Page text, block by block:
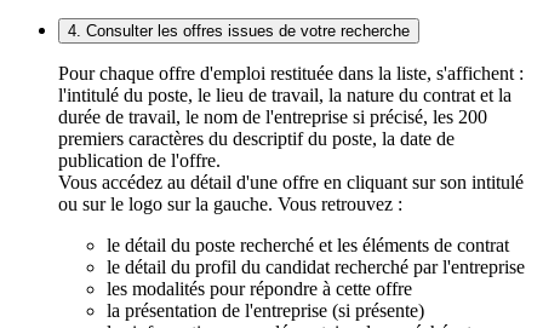
4. Consulter les offres issues de votre recherche
Pour chaque offre d'emploi restituée dans la liste, s'affichent :
l'intitulé du poste, le lieu de travail, la nature du contrat et la
durée de travail, le nom de l'entreprise si précisé, les 200
premiers caractères du descriptif du poste, la date de
publication de l'offre.
Vous accédez au détail d'une offre en cliquant sur son intitulé
ou sur le logo sur la gauche. Vous retrouvez :
le détail du poste recherché et les éléments de contrat
le détail du profil du candidat recherché par l'entreprise
les modalités pour répondre à cette offre
la présentation de l'entreprise (si présente)